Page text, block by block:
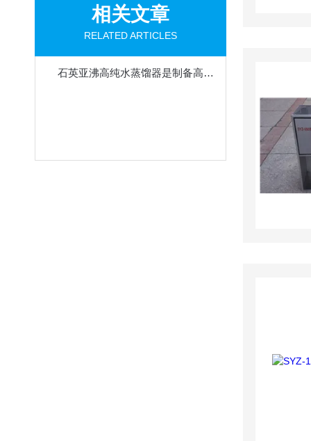
相关文章
RELATED ARTICLES
石英亚沸高纯水蒸馏器是制备高纯水或高纯试剂的一种理想设备